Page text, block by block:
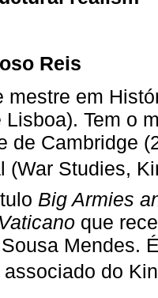
Reis
mestre em
Lisboa). Tem o
de Cambridge
(War Studies,
Big Armies
que
Mendes.
do